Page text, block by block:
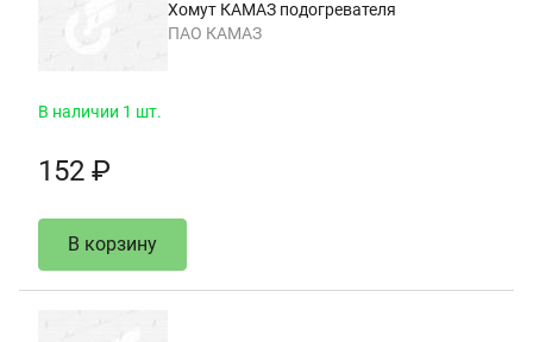
Хомут КАМАЗ подогревателя
ПАО КАМАЗ
В наличии 1 шт.
152 ₽
В корзину